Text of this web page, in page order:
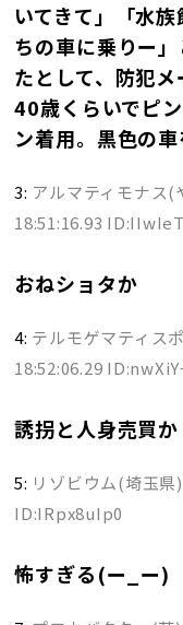
いてきて」「水
ちの車に乗りー
たとして、防犯
40歳くらいでピ
ン着用。黒色の車
3: アルマティモナス
18:51:16.93
おねショタか
4: テルモゲマティス
18:52:06.29
誘拐と人身売買か
5: リゾビウム(埼玉
ID:IRpx8uIp0
怖すぎる(ー_ー)